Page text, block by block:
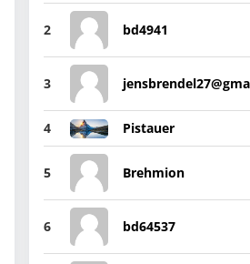
2 bd4941
3
4 Pistauer
5 Brehmion
6 bd64537